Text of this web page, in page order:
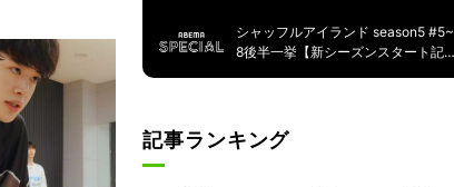
シャッフルアイランド season5 #5~
8後半一挙【新シーズンスタート記
記事ランキング